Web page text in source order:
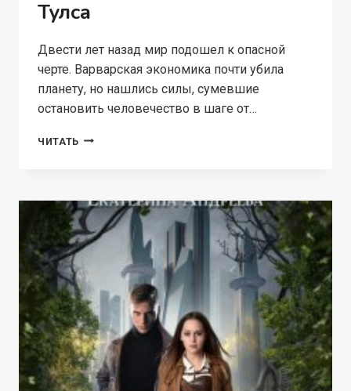
Тулса
Двести лет назад мир подошел к опасной
черте. Варварская экономика почти убила
планету, но нашлись силы, сумевшие
остановить человечество в шаге от…
ЧИТАТЬ ТУЛСА